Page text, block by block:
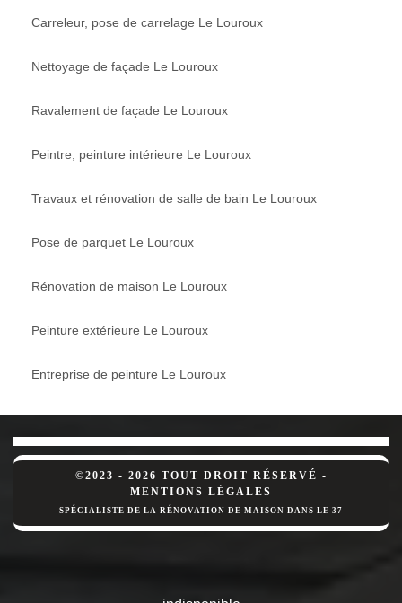
Carreleur, pose de carrelage Le Louroux
Nettoyage de façade Le Louroux
Ravalement de façade Le Louroux
Peintre, peinture intérieure Le Louroux
Travaux et rénovation de salle de bain Le Louroux
Pose de parquet Le Louroux
Rénovation de maison Le Louroux
Peinture extérieure Le Louroux
Entreprise de peinture Le Louroux
©2023 - 2026 TOUT DROIT RÉSERVÉ -
MENTIONS LÉGALES
SPÉCIALISTE DE LA RÉNOVATION DE MAISON DANS LE 37